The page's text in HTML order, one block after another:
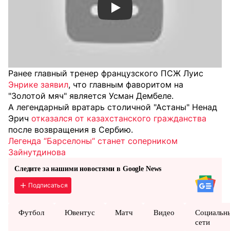
Смотреть видео YouTube
Ранее главный тренер французского ПСЖ Луис
Энрике заявил, что главным фаворитом на
"Золотой мяч" является Усман Дембеле.
А легендарный вратарь столичной "Астаны" Ненад
Эрич отказался от казахстанского гражданства
после возвращения в Сербию.
Легенда “Барселоны“ станет соперником
Зайнутдинова
Следите за нашими новостями в Google News
Подписаться
Футбол Ювентус Матч Видео
сети